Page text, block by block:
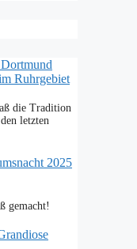
Ruhrgebiet
die Tradition
letzten
2025
gemacht!